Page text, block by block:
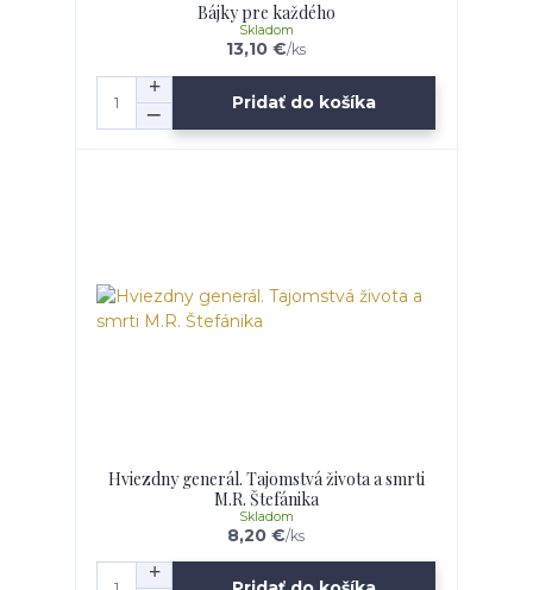
Bájky pre každého
13,10 €/ks
Skladom
Pridať do košíka
Hviezdny generál. Tajomstvá života a smrti
M.R. Štefánika
8,20 €/ks
Skladom